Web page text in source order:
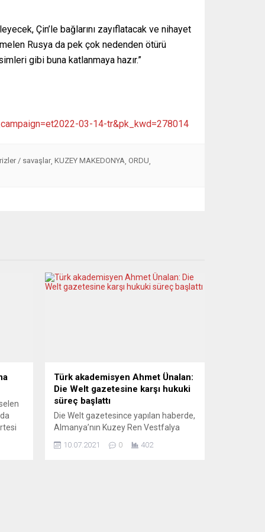
Çin’le bağlarını zayıflatacak ve nihayet
Rusya da pek çok nedenden ötürü
gibi buna katlanmaya hazır.”
03-14-tr&pk_kwd=278014
/ savaşlar KUZEY MAKEDONYA ORDU
Türk akademisyen Ahmet Ünalan:
Die Welt gazetesine karşı hukuki
süreç başlattı
Die Welt gazetesince yapılan haberde,
Almanya’nın Kuzey Ren Vestfalya
bu yana yürüttüğü “eğitim
10.07.2021 0 402